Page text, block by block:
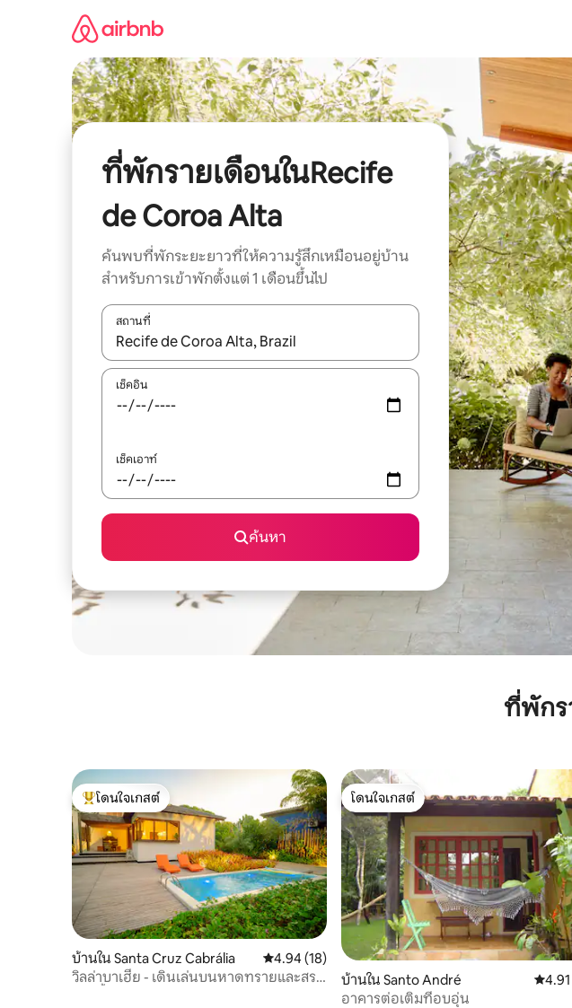
ที่พักรายเดือนในRecife
de Coroa Alta
ค้นพบที่พักระยะยาวที่ให้ความรู้สึกเหมือนอยู่บ้าน
สำหรับการเข้าพักตั้งแต่ 1 เดือนขึ้นไป
สถานที่
ใช้ลูกศรขึ้นลง หรือใช้การสัมผัสหรือปัด เพื่อสำรวจผลการค้นหา
เช็คอิน
เช็คเอาท์
ค้นหา
ที่พักร
โดนใจเกสต์ที่สุด
โดนใจเกสต์
บ้านใน Santa Cruz Cabrália คะแนนเฉลี่ย 4.94 จาก 5, 18 รีวิว
4.94 (18)
วิลล่าบาเฮีย - เดินเล่นบนหาดทรายและสระ
โดนใจเกสต์
โดนใจเกสต์
บ้านใน Santo André คะแน
อาคารต่อเติมที่อบอุ่น